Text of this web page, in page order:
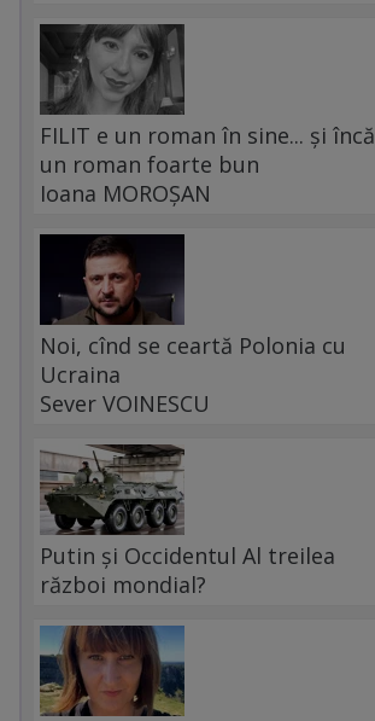
FILIT e un roman în sine... și încă
un roman foarte bun
Ioana MOROȘAN
Noi, cînd se ceartă Polonia cu
Ucraina
Sever VOINESCU
Putin și Occidentul Al treilea
război mondial?